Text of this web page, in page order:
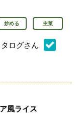
炒める 主菜
ログさん
風ライス